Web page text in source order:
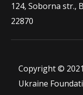
124, Soborna str.,
22870
Copyright ©
Ukraine